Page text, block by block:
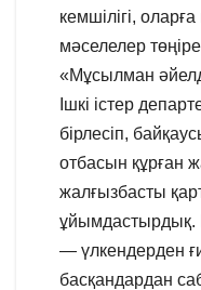
кемшілігі,
мәселелер
«Мұсылман
Ішкі істер
бірлесіп,
отбасын құрған
жалғызбасты
ұйымдастырдық.
— үлкендерден
басқандардан